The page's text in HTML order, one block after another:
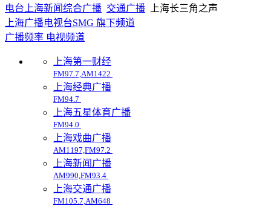
电台 上海新闻综合广播 交通广播
上海长三角之声
上海广播电视台SMG 旗下频道
广播频率 电视频道
上海第一财经
FM97.7,AM1422
上海经典广播
FM94.7
上海五星体育广播
FM94.0
上海戏曲广播
AM1197,FM97.2
上海新闻广播
AM990,FM93.4
上海交通广播
FM105.7,AM648